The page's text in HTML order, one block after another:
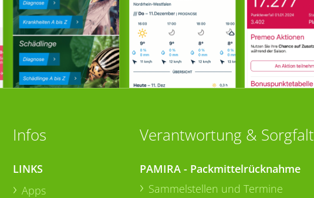
Infos
LINKS
Apps
Verantwortung & Sorgfalt
PAMIRA - Packmittelrücknahme
Sammelstellen und Termine